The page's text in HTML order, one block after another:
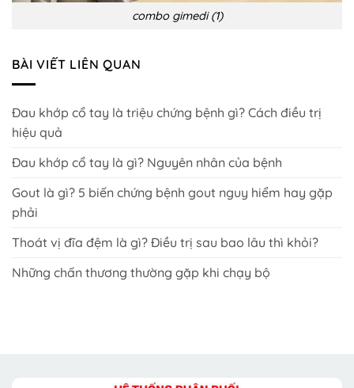
combo gimedi (1)
BÀI VIẾT LIÊN QUAN
Đau khớp cổ tay là triệu chứng bệnh gì? Cách điều trị
hiệu quả
Đau khớp cổ tay là gì? Nguyên nhân của bệnh
Gout là gì? 5 biến chứng bệnh gout nguy hiểm hay gặp
phải
Thoát vị đĩa đệm là gì? Điều trị sau bao lâu thì khỏi?
Những chấn thương thường gặp khi chạy bộ